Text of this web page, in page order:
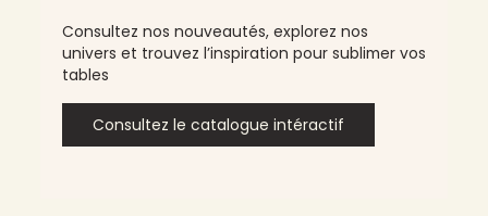
Consultez nos nouveautés, explorez nos
univers et trouvez l’inspiration pour sublimer vos
tables
Consultez le catalogue intéractif